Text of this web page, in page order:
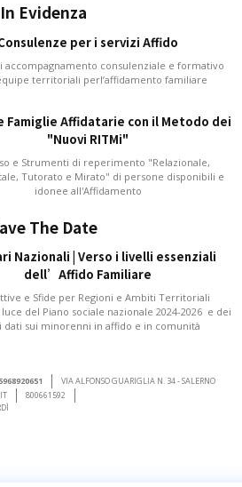
In Evidenza
per i servizi Affido
accompagnamento consulenziale e formativo
territoriali perl’affidamento familiare
Famiglie Affidatarie con il Metodo dei
"Nuovi RITMi"
e Strumenti di reperimento "Relazionale,
Tutorato e Mirato" di persone disponibili e
idonee all'Affidamento
The Date
Nazionali | Verso i livelli essenziali
dell’Affido Familiare
e Sfide per Regioni e Ambiti Territoriali
del Piano sociale nazionale 2024-2026 e dei
dati sui minorenni in affido e in comunità
VIA ALFONSO GUARIGLIA N. 34 - SALERNO
800661592